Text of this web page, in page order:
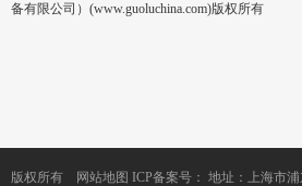
备有限公司）(www.guoluchina.com)版权所有
版权所有 网站地图 ICP备案号： 地址：上海市